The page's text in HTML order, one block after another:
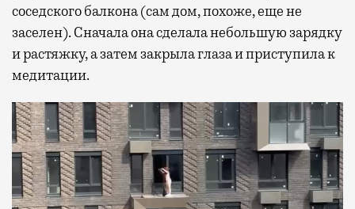
соседского балкона (сам дом, похоже, еще не
заселен). Сначала она сделала небольшую зарядку
и растяжку, а затем закрыла глаза и приступила к
медитации.